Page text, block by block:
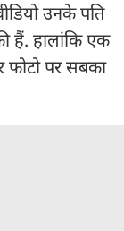
उनके पति
हैं. हालांकि एक
फोटो पर सबका